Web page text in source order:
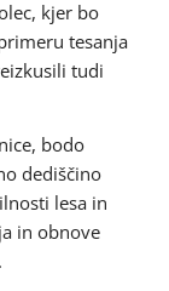
kjer bo
tesanja
tudi
bodo
dediščino
lesa in
in obnove